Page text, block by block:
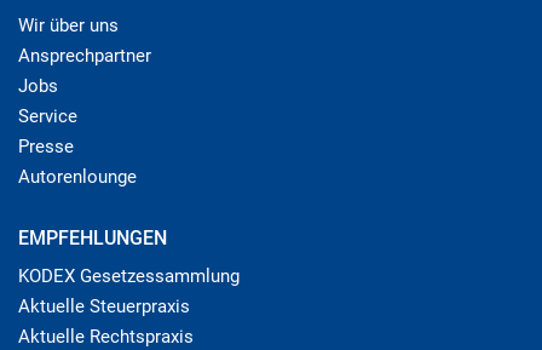
Wir über uns
Ansprechpartner
Jobs
Service
Presse
Autorenlounge
EMPFEHLUNGEN
KODEX Gesetzessammlung
Aktuelle Steuerpraxis
Aktuelle Rechtspraxis